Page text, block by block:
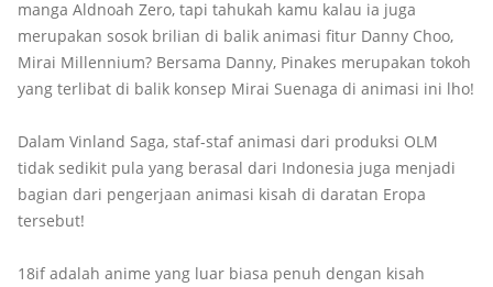
manga Aldnoah Zero, tapi tahukah kamu kalau ia juga
merupakan sosok brilian di balik animasi fitur Danny Choo,
Mirai Millennium? Bersama Danny, Pinakes merupakan tokoh
yang terlibat di balik konsep Mirai Suenaga di animasi ini lho!
Dalam Vinland Saga, staf-staf animasi dari produksi OLM
tidak sedikit pula yang berasal dari Indonesia juga menjadi
bagian dari pengerjaan animasi kisah di daratan Eropa
tersebut!
18if adalah anime yang luar biasa penuh dengan kisah